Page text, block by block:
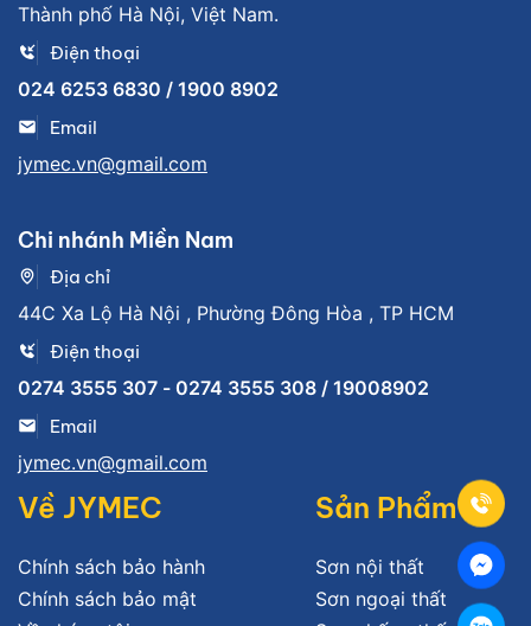
Thành phố Hà Nội, Việt Nam.
Điện thoại
024 6253 6830 / 1900 8902
Email
jymec.vn@gmail.com
Chi nhánh Miền Nam
Địa chỉ
44C Xa Lộ Hà Nội , Phường Đông Hòa , TP HCM
Điện thoại
0274 3555 307 - 0274 3555 308 / 19008902
Email
jymec.vn@gmail.com
Về JYMEC
Chính sách bảo hành
Chính sách bảo mật
Sản Phẩm
Sơn nội thất
Sơn ngoại thất